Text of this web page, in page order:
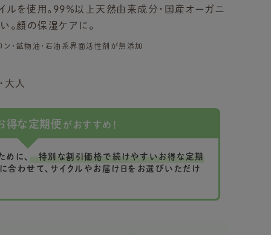
を使用。99％以上天然由来成分・国産オーガニ
。顔の保湿ケアに。
ン・鉱物油・石油系界面活性剤が無添加
大人
得な定期便 がおすすめ！
に、
特別な割引価格で続けやすいお得な定期
合わせて、サイクルやお届け日をお選びいただけ